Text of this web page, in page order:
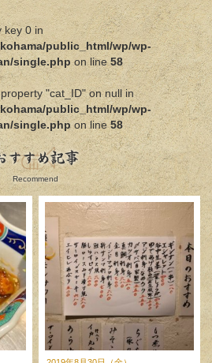
key 0 in
public_html/wp/wp-
single.phpon line58
"cat_ID" on null in
public_html/wp/wp-
single.phpon line58
すすめ記事
Recommend